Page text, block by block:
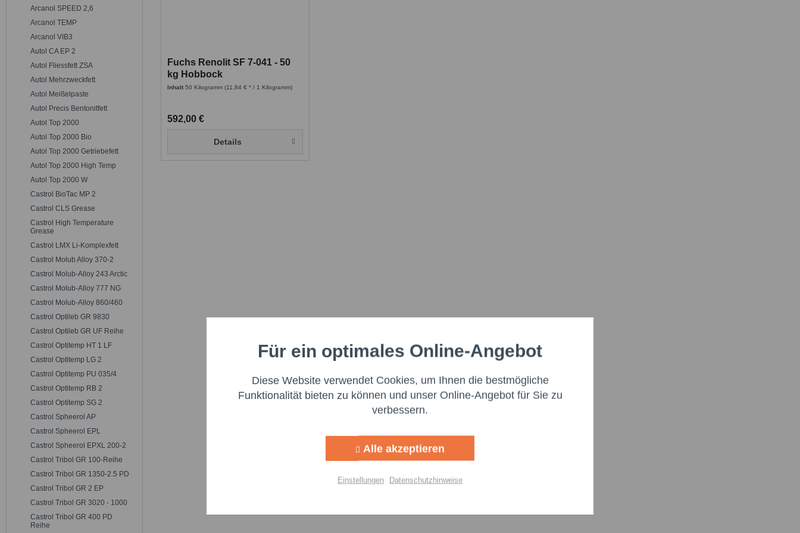
Arcanol SPEED 2,6
Arcanol TEMP
Arcanol VIB3
Autol CA EP 2
Autol Fliessfett ZSA
Autol Mehrzweckfett
Autol Meißelpaste
Autol Precis Bentonitfett
Autol Top 2000
Autol Top 2000 Bio
Autol Top 2000 Getriebefett
Autol Top 2000 High Temp
Autol Top 2000 W
Castrol BioTac MP 2
Castrol CLS Grease
Castrol High Temperature
Grease
Castrol LMX Li-Komplexfett
Castrol Molub Alloy 370-2
Castrol Molub-Alloy 243 Arctic
Castrol Molub-Alloy 777 NG
Castrol Molub-Alloy 860/460
Castrol Optileb GR 9830
Castrol Optileb GR UF Reihe
Castrol Optitemp HT 1 LF
Castrol Optitemp LG 2
Castrol Optitemp PU 035/4
Castrol Optitemp RB 2
Castrol Optitemp SG 2
Castrol Spheerol AP
Castrol Spheerol EPL
Castrol Spheerol EPXL 200-2
Castrol Tribol GR 100-Reihe
Castrol Tribol GR 1350-2.5 PD
Castrol Tribol GR 2 EP
Castrol Tribol GR 3020 - 1000
Castrol Tribol GR 400 PD
Reihe
Fuchs Renolit SF 7-041 - 50
kg Hobbock
Inhalt50 Kilogramm(11,84 € * / 1 Kilogramm)
592,00 €
Details
Funktionale Aktiv
Marketing Aktiv
Für ein optimales Online-Angebot
Diese Website verwendet Cookies, um Ihnen die bestmögliche
Funktionalität bieten zu können und unser Online-Angebot für Sie zu
verbessern.
Alle akzeptieren
Einstellungen Datenschutzhinweise